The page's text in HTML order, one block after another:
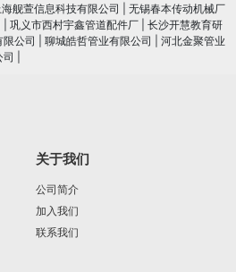
海舰萱信息科技有限公司
无锡春本传动机械厂
巩义市西村宇鑫管道配件厂
长沙开慧教育研
公司 聊城皓哲管业有限公司
河北金聚管业
司
关于我们
公司简介
加入我们
联系我们